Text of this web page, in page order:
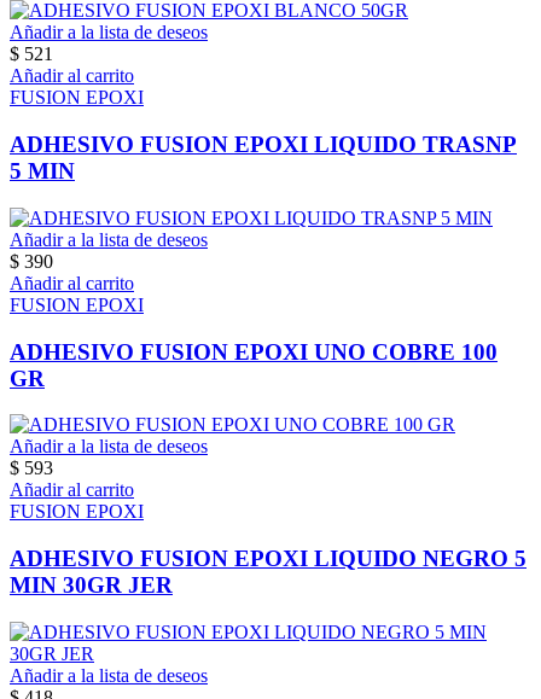
Añadir a la lista de deseos
$ 521
Añadir al carrito
FUSION EPOXI
ADHESIVO FUSION EPOXI LIQUIDO TRASNP
5 MIN
Añadir a la lista de deseos
$ 390
Añadir al carrito
FUSION EPOXI
ADHESIVO FUSION EPOXI UNO COBRE 100
GR
Añadir a la lista de deseos
$ 593
Añadir al carrito
FUSION EPOXI
ADHESIVO FUSION EPOXI LIQUIDO NEGRO 5
MIN 30GR JER
Añadir a la lista de deseos